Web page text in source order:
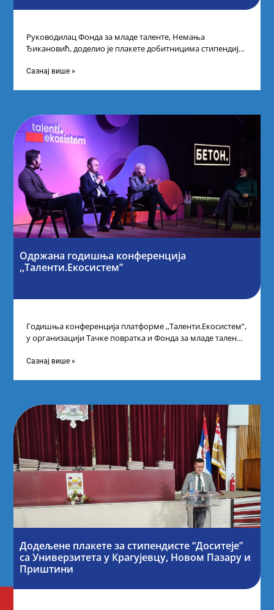
Руководилац Фонда за младе таленте, Немања
Ђикановић, доделио је плакете добитницима стипендије
технолошком парку
Сазнај више »
Одржана годишња конференција
,,Таленти.Екосистем”
Годишња конференција платформе ,,Таленти.Екосистем”,
у организацији Тачке повратка и Фонда за младе таленте
Сазнај више »
Додељене плакете за стипендисте “Доситеје”
са Универзитета у Крагујевцу, Новом Пазару и
Приштини